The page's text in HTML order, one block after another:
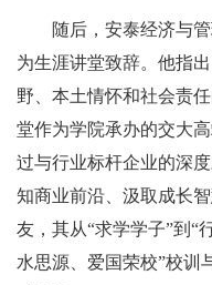
随后，安泰经济与
为生涯讲堂致辞。他指
野、本土情怀和社会责
堂作为学院承办的交大
过与行业标杆企业的深
知商业前沿、汲取成长
友，其从“求学学子”到“
水思源、爱国荣校”校训